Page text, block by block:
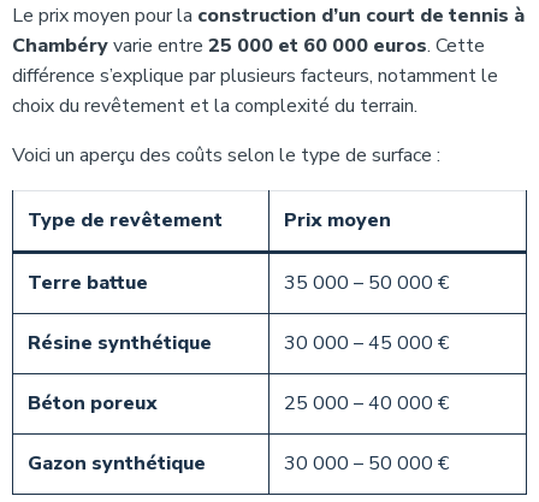
Le prix moyen pour la construction d’un court de tennis à
Chambéryvarie entre 25 000 et 60 000 euros. Cette
différence s’explique par plusieurs facteurs, notamment le
choix du revêtement et la complexité du terrain.
Voici un aperçu des coûts selon le type de surface :
Type de revêtement Prix moyen
Terre battue 35 000 – 50 000 €
Résine synthétique 30 000 – 45 000 €
Béton poreux 25 000 – 40 000 €
Gazon synthétique 30 000 – 50 000 €